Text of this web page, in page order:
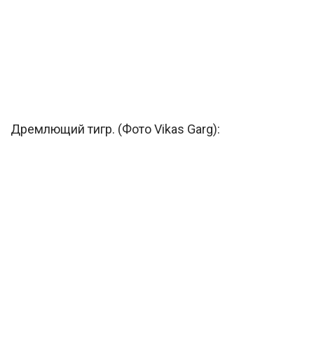
Дремлющий тигр. (Фото Vikas Garg):